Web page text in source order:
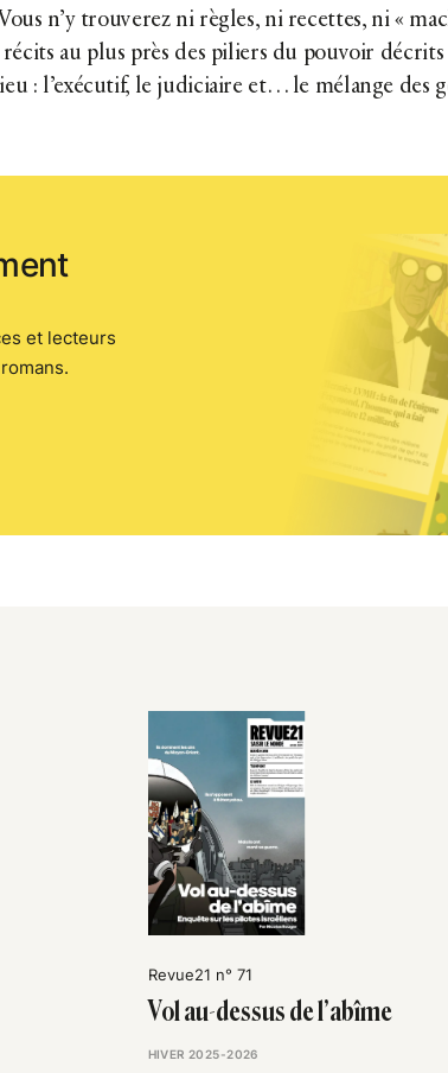
n’y trouverez ni règles, ni recettes, ni «
récits au plus près des piliers du pouvoir décrits
: l’exécutif, le judiciaire et… le mélange des
et lecteurs
Revue21 n° 71
Vol au-dessus de l’abîme
HIVER 2025-2026